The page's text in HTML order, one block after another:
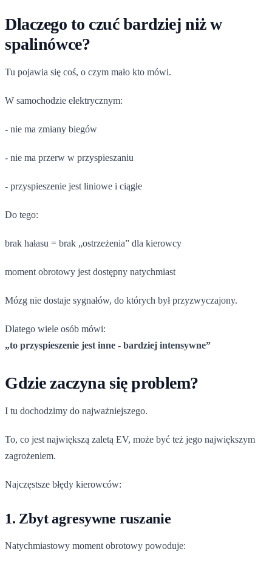
Dlaczego to czuć bardziej niż w
spalinówce?
Tu pojawia się coś, o czym mało kto mówi.
W samochodzie elektrycznym:
- nie ma zmiany biegów
- nie ma przerw w przyspieszaniu
- przyspieszenie jest liniowe i ciągłe
Do tego:
brak hałasu = brak „ostrzeżenia” dla kierowcy
moment obrotowy jest dostępny natychmiast
Mózg nie dostaje sygnałów, do których był przyzwyczajony.
Dlatego wiele osób mówi:
„to przyspieszenie jest inne - bardziej intensywne”
Gdzie zaczyna się problem?
I tu dochodzimy do najważniejszego.
To, co jest największą zaletą EV, może być też jego największym
zagrożeniem.
Najczęstsze błędy kierowców:
1. Zbyt agresywne ruszanie
Natychmiastowy moment obrotowy powoduje: